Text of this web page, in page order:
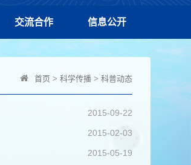
交流合作 信息公开
首页 > 科学传播 > 科普动态
2015-09-22
2015-02-03
2015-05-19